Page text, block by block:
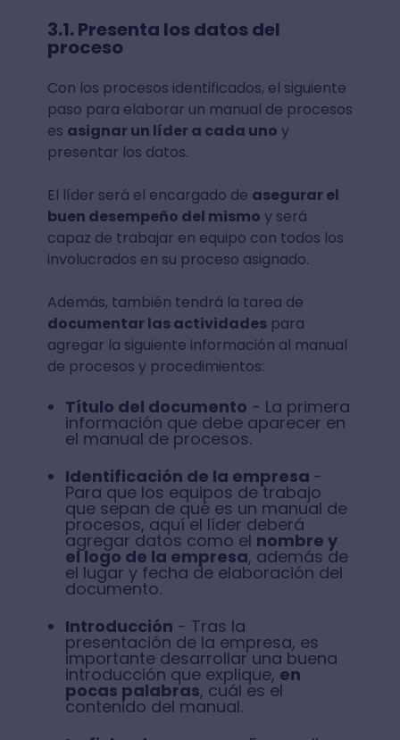
3.1. Presenta los datos del
proceso
Con los procesos identificados, el siguiente
paso para elaborar un manual de procesos
es asignar un líder a cada uno y
presentar los datos.
El líder será el encargado de asegurar el
buen desempeño del mismo y será
capaz de trabajar en equipo con todos los
involucrados en su proceso asignado.
Además, también tendrá la tarea de
documentar las actividadespara
agregar la siguiente información al manual
de procesos y procedimientos:
Título del documento - La primera
información que debe aparecer en
el manual de procesos.
Identificación de la empresa -
Para que los equipos de trabajo
que sepan de qué es un manual de
procesos, aquí el líder deberá
agregar datos como el nombre y
el logo de la empresa, además de
el lugar y fecha de elaboración del
documento.
Introducción - Tras la
presentación de la empresa, es
importante desarrollar una buena
introducción que explique, en
pocas palabras, cuál es el
contenido del manual.